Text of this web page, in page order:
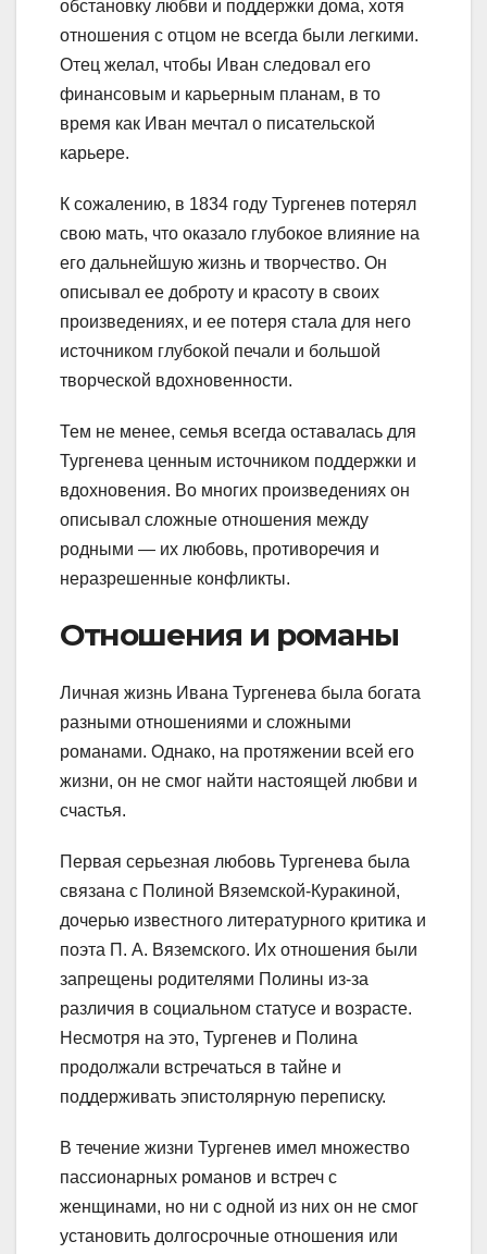
обстановку любви и поддержки дома, хотя
отношения с отцом не всегда были легкими.
Отец желал, чтобы Иван следовал его
финансовым и карьерным планам, в то
время как Иван мечтал о писательской
карьере.
К сожалению, в 1834 году Тургенев потерял
свою мать, что оказало глубокое влияние на
его дальнейшую жизнь и творчество. Он
описывал ее доброту и красоту в своих
произведениях, и ее потеря стала для него
источником глубокой печали и большой
творческой вдохновенности.
Тем не менее, семья всегда оставалась для
Тургенева ценным источником поддержки и
вдохновения. Во многих произведениях он
описывал сложные отношения между
родными — их любовь, противоречия и
неразрешенные конфликты.
Отношения и романы
Личная жизнь Ивана Тургенева была богата
разными отношениями и сложными
романами. Однако, на протяжении всей его
жизни, он не смог найти настоящей любви и
счастья.
Первая серьезная любовь Тургенева была
связана с Полиной Вяземской-Куракиной,
дочерью известного литературного критика и
поэта П. А. Вяземского. Их отношения были
запрещены родителями Полины из-за
различия в социальном статусе и возрасте.
Несмотря на это, Тургенев и Полина
продолжали встречаться в тайне и
поддерживать эпистолярную переписку.
В течение жизни Тургенев имел множество
пассионарных романов и встреч с
женщинами, но ни с одной из них он не смог
установить долгосрочные отношения или